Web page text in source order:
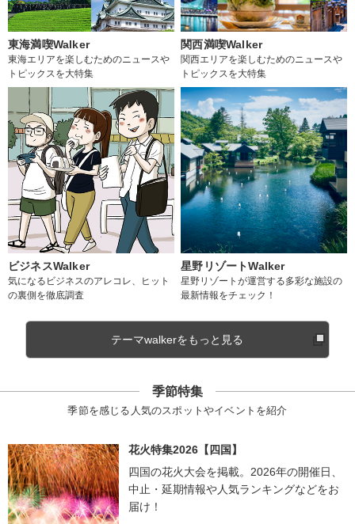
東海満喫Walker
東海エリアを楽しむためのニュースや
トピックスを大特集
関西満喫Walker
関西エリアを楽しむためのニュースや
トピックスを大特集
ビジネスWalker
気になるビジネスのアレコレ、ヒット
の裏側を徹底調査
星野リゾートWalker
星野リゾートが運営する多彩な施設の
最新情報をチェック！
テーマwalkerをもっと見る
季節特集
季節を感じる人気のスポットやイベントを紹介
花火特集2026【四国】
四国の花火大会を掲載。2026年の開催日、
中止・延期情報や人気ランキングなどをお
届け！